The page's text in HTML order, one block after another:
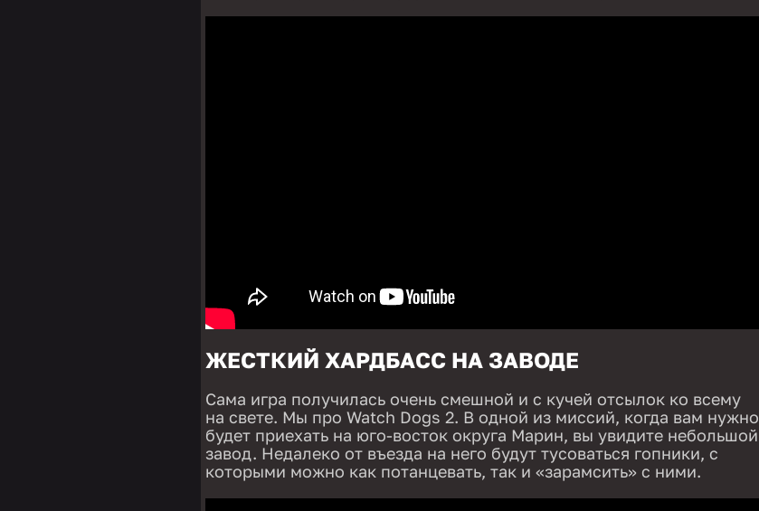
ЖЕСТКИЙ ХАРДБАСС НА ЗАВОДЕ
Сама игра получилась очень смешной и с кучей отсылок ко всему
на свете. Мы про Watch Dogs 2. В одной из миссий, когда вам нужно
будет приехать на юго-восток округа Марин, вы увидите небольшой
завод. Недалеко от въезда на него будут тусоваться гопники, с
которыми можно как потанцевать, так и «зарамсить» с ними.